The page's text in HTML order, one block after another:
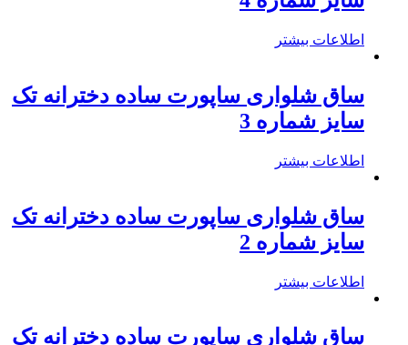
اطلاعات بیشتر
ساق شلواری ساپورت ساده دخترانه تک
سایز شماره 3
اطلاعات بیشتر
ساق شلواری ساپورت ساده دخترانه تک
سایز شماره 2
اطلاعات بیشتر
ساق شلواری ساپورت ساده دخترانه تک